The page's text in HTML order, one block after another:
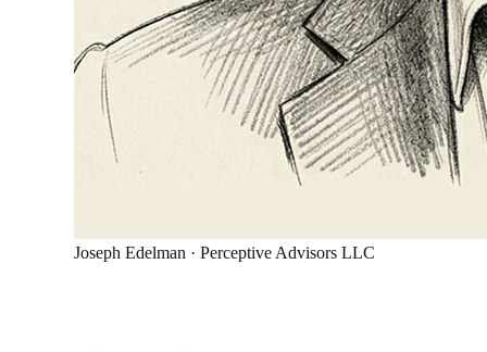
Joseph Edelman · Perceptive Advisors LLC